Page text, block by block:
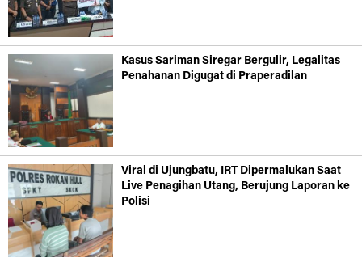
Kasus Sariman Siregar Bergulir, Legalitas
Penahanan Digugat di Praperadilan
Viral di Ujungbatu, IRT Dipermalukan Saat
Live Penagihan Utang, Berujung Laporan ke
Polisi